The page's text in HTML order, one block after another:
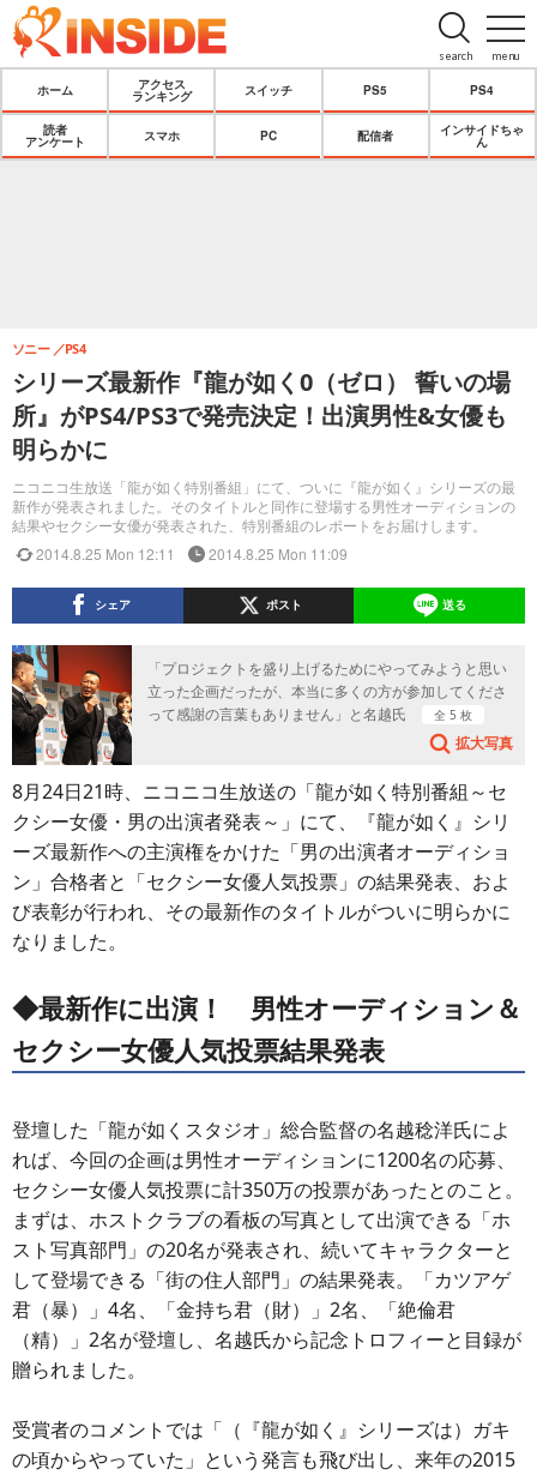
menu
search
ホーム
アクセス
ランキング
スイッチ PS5 PS4
読者
アンケート
スマホ PC 配信者
インサイドちゃ
ん
シリーズ最新作『龍が如く0（ゼロ） 誓いの場
所』がPS4/PS3で発売決定！出演男性&女優も
明らかに
ニコニコ生放送「龍が如く特別番組」にて、ついに『龍が如く』シリーズの最
新作が発表されました。そのタイトルと同作に登場する男性オーディションの
結果やセクシー女優が発表された、特別番組のレポートをお届けします。
ソニー PS4
2014.8.25 Mon 12:11 2014.8.25 Mon 11:09
シェア ポスト 送る
「プロジェクトを盛り上げるためにやってみようと思い
立った企画だったが、本当に多くの方が参加してくださ
って感謝の言葉もありません」と名越氏
全 5 枚
拡大写真
8月24日21時、ニコニコ生放送の「龍が如く特別番組～セ
クシー女優・男の出演者発表～」にて、『龍が如く』シリ
ーズ最新作への主演権をかけた「男の出演者オーディショ
ン」合格者と「セクシー女優人気投票」の結果発表、およ
び表彰が行われ、その最新作のタイトルがついに明らかに
なりました。
◆最新作に出演！ 男性オーディション＆
セクシー女優人気投票結果発表
登壇した「龍が如くスタジオ」総合監督の名越稔洋氏によ
れば、今回の企画は男性オーディションに1200名の応募、
セクシー女優人気投票に計350万の投票があったとのこと。
まずは、ホストクラブの看板の写真として出演できる「ホ
スト写真部門」の20名が発表され、続いてキャラクターと
して登場できる「街の住人部門」の結果発表。「カツアゲ
君（暴）」4名、「金持ち君（財）」2名、「絶倫君
（精）」2名が登壇し、名越氏から記念トロフィーと目録が
贈られました。
受賞者のコメントでは「（『龍が如く』シリーズは）ガキ
の頃からやっていた」という発言も飛び出し、来年の2015